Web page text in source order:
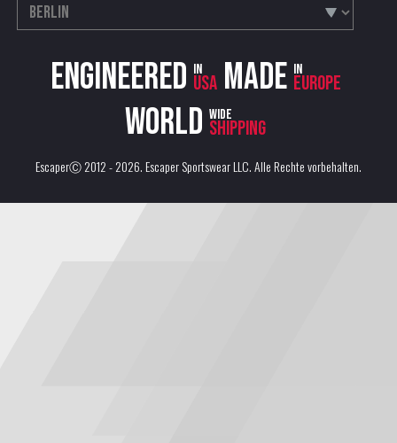
Engineered in
USA Made in
Europe
World wide
shipping
EscaperⒸ 2012 - 2026.Escaper Sportswear LLC. Alle Rechte vorbehalten.